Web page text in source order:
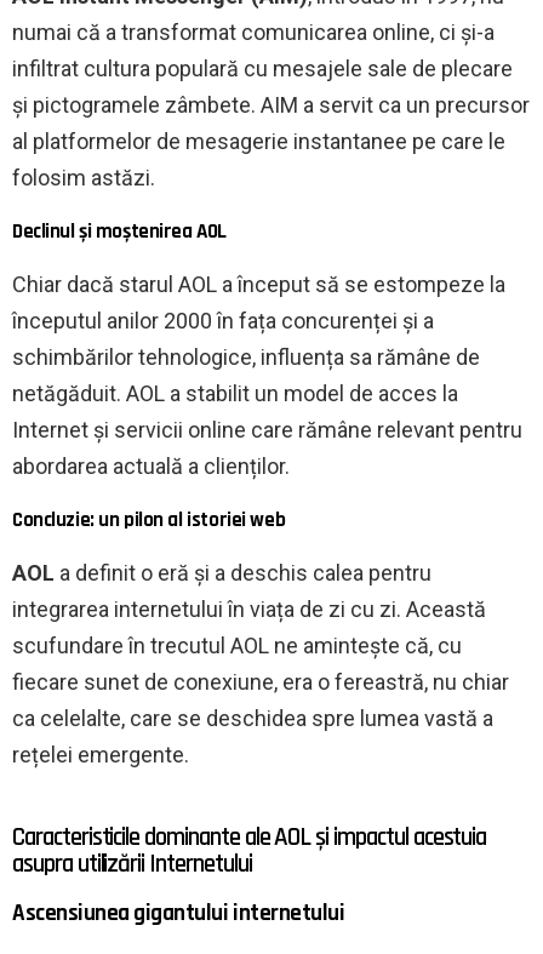
numai că a transformat comunicarea online, ci și-a
infiltrat cultura populară cu mesajele sale de plecare
și pictogramele zâmbete. AIM a servit ca un precursor
al platformelor de mesagerie instantanee pe care le
folosim astăzi.
Declinul și moștenirea AOL
Chiar dacă starul AOL a început să se estompeze la
începutul anilor 2000 în fața concurenței și a
schimbărilor tehnologice, influența sa rămâne de
netăgăduit. AOL a stabilit un model de acces la
Internet și servicii online care rămâne relevant pentru
abordarea actuală a clienților.
Concluzie: un pilon al istoriei web
AOL a definit o eră și a deschis calea pentru
integrarea internetului în viața de zi cu zi. Această
scufundare în trecutul AOL ne amintește că, cu
fiecare sunet de conexiune, era o fereastră, nu chiar
ca celelalte, care se deschidea spre lumea vastă a
rețelei emergente.
Caracteristicile dominante ale AOL și impactul acestuia
asupra utilizării Internetului
Ascensiunea gigantului internetului